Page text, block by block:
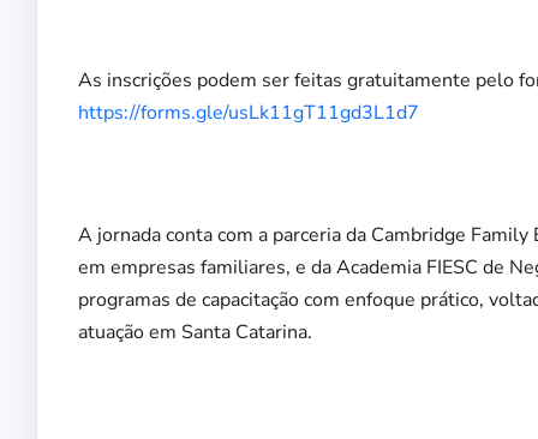
As inscrições podem ser feitas gratuitamente pelo
https://forms.gle/usLk11gT11gd3L1d7
A jornada conta com a parceria da Cambridge
em empresas familiares, e da Academia FIESC de
programas de capacitação com enfoque prático,
atuação em Santa Catarina.